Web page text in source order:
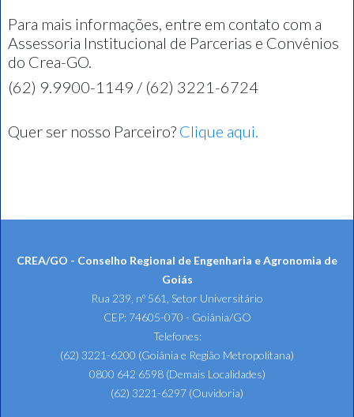
Para mais informações, entre em contato com a
Assessoria Institucional de Parcerias e Convênios
do Crea-GO.
(62) 9.9900-1149 / (62) 3221-6724
Quer ser nosso Parceiro? Clique aqui.
CREA/GO - Conselho Regional de Engenharia e Agronomia de
Goiás
Rua 239, nº 561, Setor Universitário
CEP: 74605-070 - Goiânia/GO
Telefones:
(62) 3221-6200 (Goiânia e Região Metropolitana)
0800 642 6598 (Demais Localidades)
(62) 3221-6297 (Ouvidoria)